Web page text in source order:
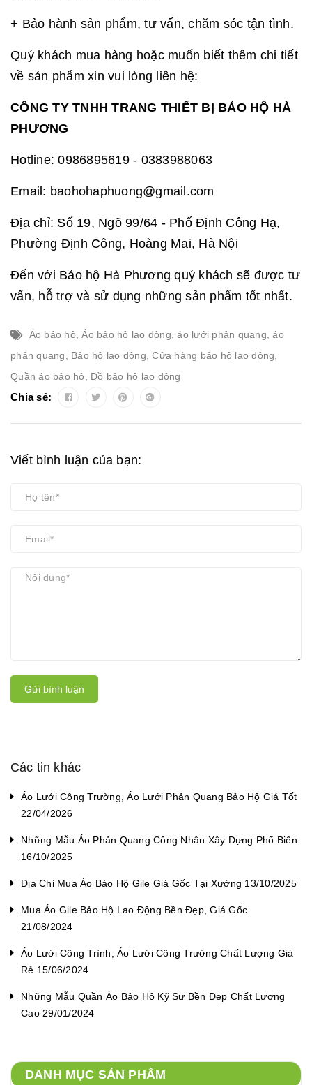
+ Bảo hành sản phẩm, tư vấn, chăm sóc tận tình.
Quý khách mua hàng hoặc muốn biết thêm chi tiết
về sản phẩm xin vui lòng liên hệ:
CÔNG TY TNHH TRANG THIẾT BỊ BẢO HỘ HÀ
PHƯƠNG
Hotline: 0986895619 - 0383988063
Email: baohohaphuong@gmail.com
Địa chỉ: Số 19, Ngõ 99/64 - Phố Định Công Hạ,
Phường Định Công, Hoàng Mai, Hà Nội
Đến với Bảo hộ Hà Phương quý khách sẽ được tư
vấn, hỗ trợ và sử dụng những sản phẩm tốt nhất.
Áo bảo hộ ,Áo bảo hộ lao động ,áo lưới phản quang ,áo
phản quang
Bảo hộ lao động ,Cửa hàng bảo hộ lao động
Quần áo bảo hộ
Đồ bảo hộ lao động
Chia sẻ:
Viết bình luận của bạn:
Gửi bình luận
Các tin khác
Áo Lưới Công Trường, Áo Lưới Phản Quang Bảo Hộ Giá Tốt
22/04/2026
Những Mẫu Áo Phản Quang Công Nhân Xây Dựng Phổ Biến
16/10/2025
Địa Chỉ Mua Áo Bảo Hộ Gile Giá Gốc Tại Xưởng 13/10/2025
Mua Áo Gile Bảo Hộ Lao Động Bền Đẹp, Giá Gốc
21/08/2024
Áo Lưới Công Trình, Áo Lưới Công Trường Chất Lượng Giá
Rẻ 15/06/2024
Những Mẫu Quần Áo Bảo Hộ Kỹ Sư Bền Đẹp Chất Lượng
Cao 29/01/2024
DANH MỤC SẢN PHẨM